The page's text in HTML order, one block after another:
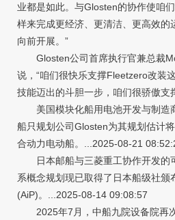
业都是如此。与Glosten的协作使咱
样来完成更经济、更清洁、更高效的
向前开展。”
Glosten公司首席执行官兼总裁
说，“咱们很快乐支撑Fleetzero改装
技能迈出的斗胆一步，咱们很骄傲支
美国模块化船用电池开发与制造
船只规划公司Glosten为其规划估计
合动力电动船。...2025-08-21
日本邮船与三菱重工协作开发的
系概念规划现已取得了日本船级社颁
(AiP)。...2025-08-14 09:08:57
2025年7月，中船九院设备院再